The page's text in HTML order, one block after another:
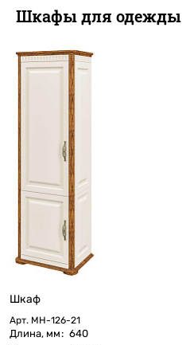
Шкафы для одежды
Шкаф
Арт. МН-126-21
Длина, мм: 640